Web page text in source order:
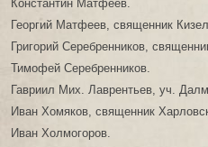
Константин Матфеев.
Георгий Матфеев, священник
Григорий Серебренников,
Тимофей Серебренников.
Гавриил Мих. Лаврентьев, уч.
Иван Хомяков, священник
Иван Холмогоров.